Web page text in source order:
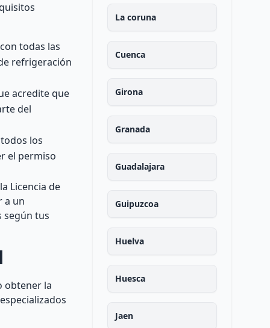
todas las
refrigeración
acredite que
del
los
el permiso
Licencia de
a un
según tus
obtener la
La coruna
Cuenca
Girona
Granada
Guadalajara
Guipuzcoa
Huelva
Huesca
Jaen